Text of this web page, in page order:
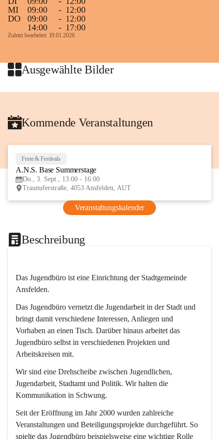
MI
09:00 - 12:00
DO
09:00 - 12:00
14:00
- 17:00
Zuletzt bearbeitet: 19.01.2026
Ausgewählte Bilder
Kommende Veranstaltungen
Feste & Festivals
A.N.S. Base Summerstage
Do., 3. Sept., 13:00 - 16:00
Traunuferstraße, 4053 Ansfelden, AUT
Veranstaltungskalender
Beschreibung
Das Jugendbüro ist eine Einrichtung der Stadtgemeinde
Ansfelden.
Das Jugendbüro vernetzt die Jugendarbeit in der Stadt und
bringt damit verschiedene Interessen, Anliegen und
Vorhaben an einen Tisch. Darüber hinaus arbeitet das
Jugendbüro selbst in verschiedenen Projekten und
Arbeitskreisen mit.
Wir sind eine Drehscheibe zwischen Jugendlichen,
Jugendarbeit, Stadtamt und Politik. Wir halten die
Kommunikation in Schwung.
Seit der Eröffnung im Jahr 2000 wurden zahlreiche
Veranstaltungen und Beteiligungsprojekte durchgeführt. So
spielte das Jugendbüro beispielsweise eine wichtige Rolle